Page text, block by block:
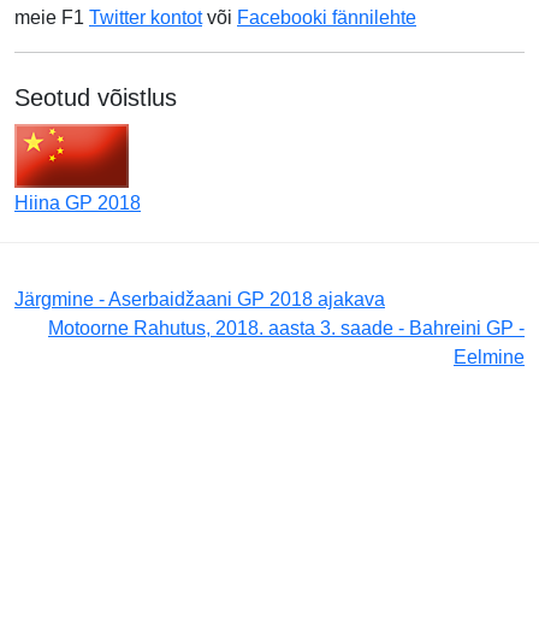
meie F1 Twitter kontotvõi Facebooki fännilehte
Seotud võistlus
Hiina GP 2018
Järgmine - Aserbaidžaani GP 2018 ajakava
Motoorne Rahutus, 2018. aasta 3. saade - Bahreini GP -
Eelmine